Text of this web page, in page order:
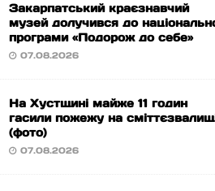
Закарпатський краєзнавчий
музей долучився до
програми «Подорож до себе»
07.08.2026
На Хустщині майже 11 годин
гасили пожежу на
(фото)
07.08.2026